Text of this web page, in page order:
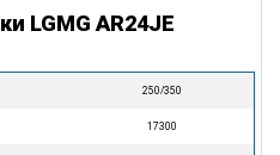
LGMG AR24JE
250/350
17300